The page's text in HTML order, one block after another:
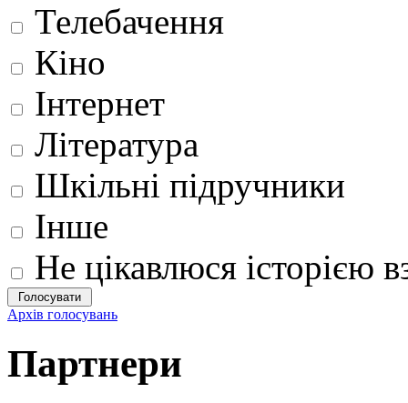
Телебачення
Кіно
Інтернет
Література
Шкільні підручники
Інше
Не цікавлюся історією
Архів голосувань
Партнери